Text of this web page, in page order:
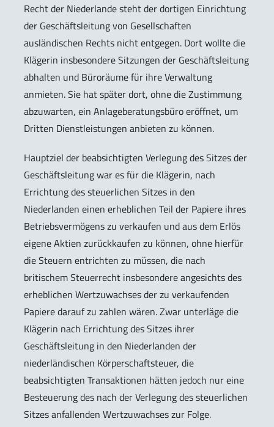
Recht der Niederlande steht der dortigen Einrichtung
der Geschäftsleitung von Gesellschaften
ausländischen Rechts nicht entgegen. Dort wollte die
Klägerin insbesondere Sitzungen der Geschäftsleitung
abhalten und Büroräume für ihre Verwaltung
anmieten. Sie hat später dort, ohne die Zustimmung
abzuwarten, ein Anlageberatungsbüro eröffnet, um
Dritten Dienstleistungen anbieten zu können.
Hauptziel der beabsichtigten Verlegung des Sitzes der
Geschäftsleitung war es für die Klägerin, nach
Errichtung des steuerlichen Sitzes in den
Niederlanden einen erheblichen Teil der Papiere ihres
Betriebsvermögens zu verkaufen und aus dem Erlös
eigene Aktien zurückkaufen zu können, ohne hierfür
die Steuern entrichten zu müssen, die nach
britischem Steuerrecht insbesondere angesichts des
erheblichen Wertzuwachses der zu verkaufenden
Papiere darauf zu zahlen wären. Zwar unterläge die
Klägerin nach Errichtung des Sitzes ihrer
Geschäftsleitung in den Niederlanden der
niederländischen Körperschaftsteuer, die
beabsichtigten Transaktionen hätten jedoch nur eine
Besteuerung des nach der Verlegung des steuerlichen
Sitzes anfallenden Wertzuwachses zur Folge.